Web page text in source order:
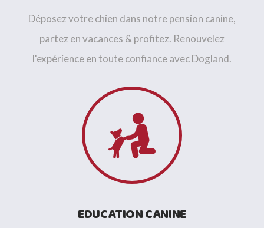
Déposez votre chien dans notre pension canine,
partez en vacances & profitez. Renouvelez
l'expérience en toute confiance avec Dogland.
EDUCATION CANINE